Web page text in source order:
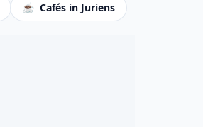
☕ Cafés in Juriens